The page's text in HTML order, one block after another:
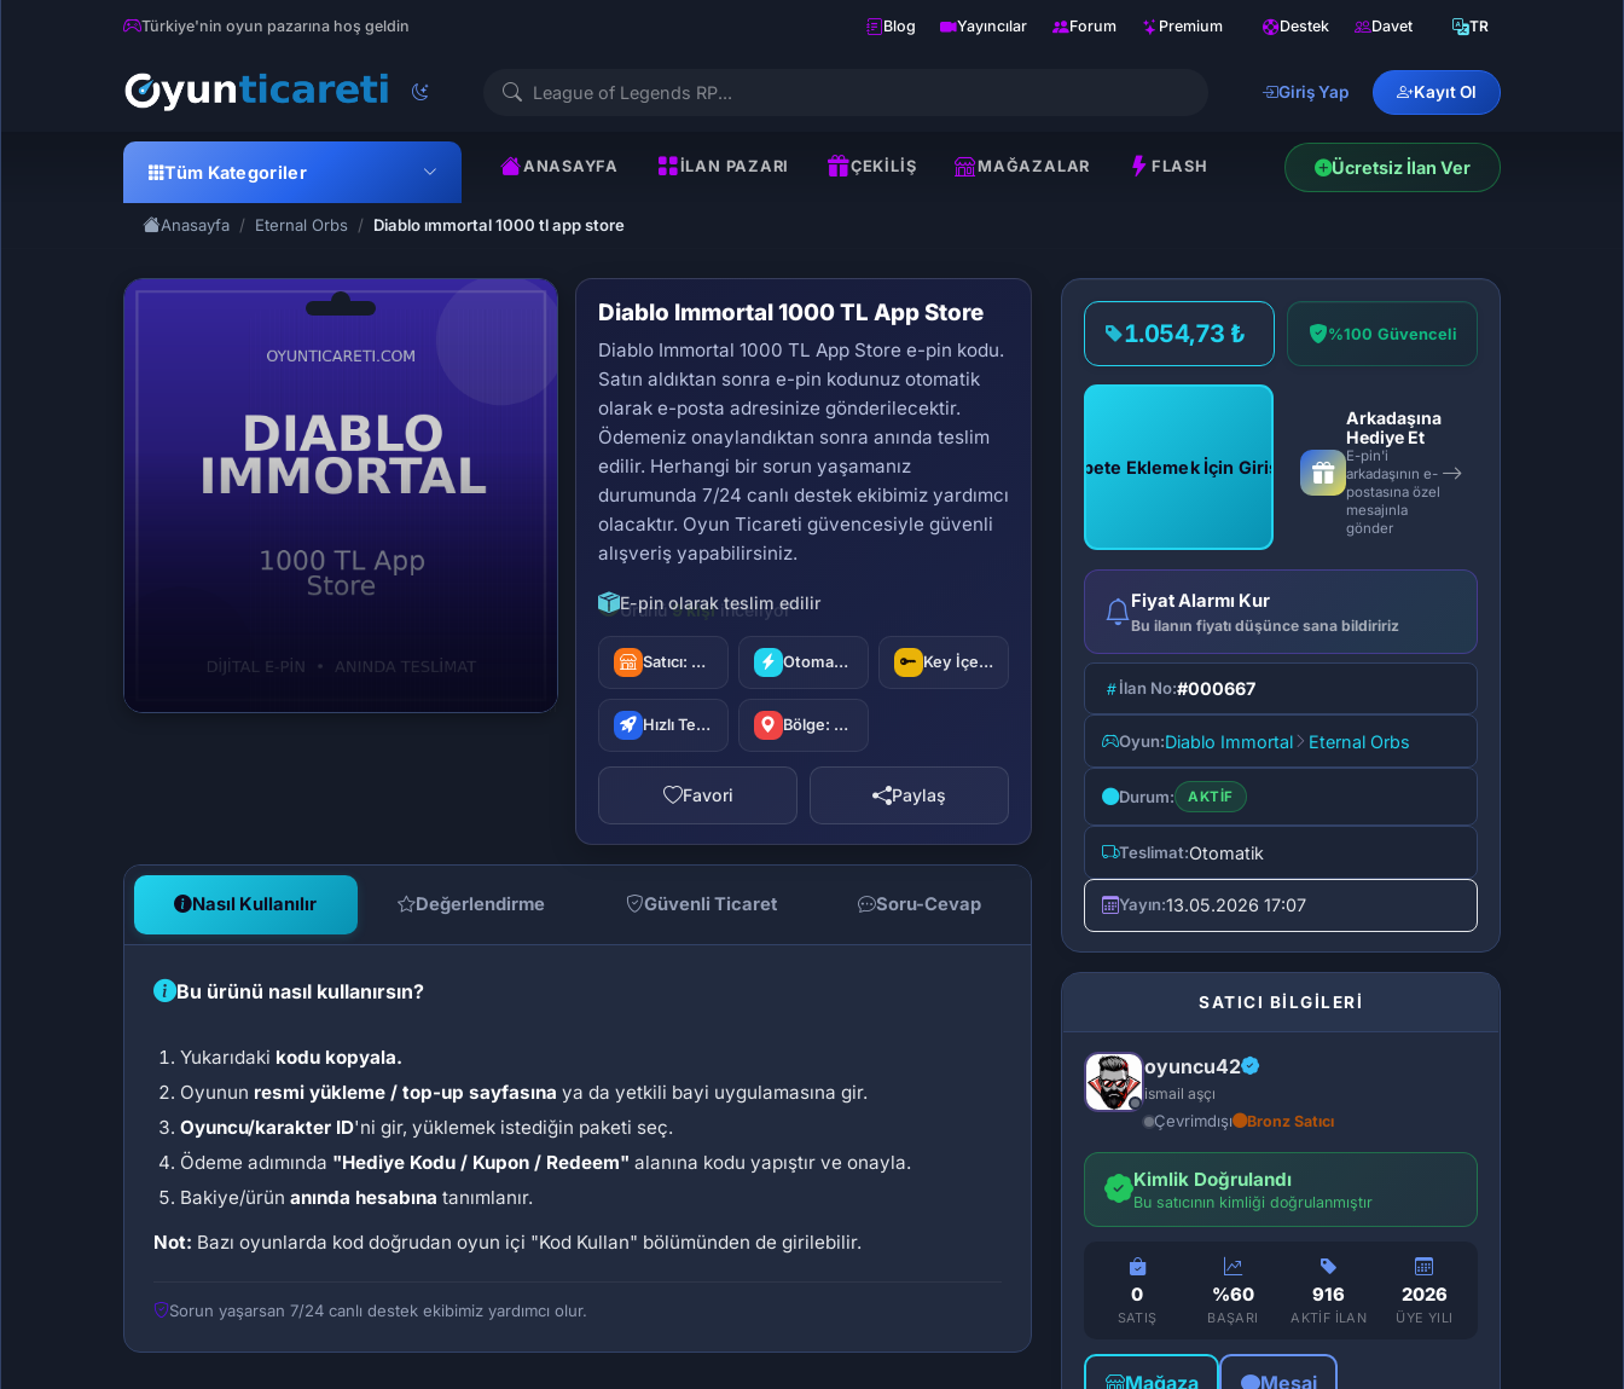
Türkiye'nin oyun pazarına hoş geldin Blog Yayıncılar Forum Premium Destek Davet TR
Giriş Yap Kayıt Ol
Tüm Kategoriler ANASAYFA İLAN PAZARI ÇEKILIŞ MAĞAZALAR FLASH Ücretsiz İlan Ver
Anasayfa Eternal Orbs Diablo ımmortal 1000 tl app store
Diablo Immortal 1000 TL App Store
Diablo Immortal 1000 TL App Store e-pin kodu.
Satın aldıktan sonra e-pin kodunuz otomatik
olarak e-posta adresinize gönderilecektir.
Ödemeniz onaylandıktan sonra anında teslim
edilir. Herhangi bir sorun yaşamanız
durumunda 7/24 canlı destek ekibimiz yardımcı
olacaktır. Oyun Ticareti güvencesiyle güvenli
alışveriş yapabilirsiniz.
E-pin olarak teslim edilir
Satıcı:
oyuncu42 Otomatik Teslimat Key İçerir
Hızlı Teslimat Bölge: Türkiye
Favori Paylaş
Nasıl Kullanılır Değerlendirme Güvenli Ticaret Soru-Cevap
Bu ürünü nasıl kullanırsın?
Yukarıdaki kodu kopyala.
Oyunun resmi yükleme / top-up sayfasına ya da yetkili bayi uygulamasına gir.
Oyuncu/karakter ID'ni gir, yüklemek istediğin paketi seç.
Ödeme adımında "Hediye Kodu / Kupon / Redeem" alanına kodu yapıştır ve onayla.
Bakiye/ürünanında hesabına tanımlanır.
Not: Bazı oyunlarda kod doğrudan oyun içi "Kod Kullan" bölümünden de girilebilir.
Sorun yaşarsan 7/24 canlı destek ekibimiz yardımcı olur.
1.054,73 ₺ %100 Güvenceli
Sepete Eklemek İçin Giriş Yap
Arkadaşına
Hediye Et
E-pin'i
arkadaşının e-
postasına özel
mesajınla
gönder
Fiyat Alarmı Kur
Bu ilanın fiyatı düşünce sana bildiririz
İlan No:#000667
Oyun:Diablo Immortal Eternal Orbs
Durum: AKTIF
Teslimat:Otomatik
Yayın:13.05.2026 17:07
SATICI BİLGİLERİ
oyuncu42
ismail aşçı
Çevrimdışı Bronz Satıcı
Kimlik Doğrulandı
Bu satıcının kimliği doğrulanmıştır
0
SATIŞ
%60
BAŞARI
916
AKTIF İLAN
2026
ÜYE YILI
Mağaza Mesaj